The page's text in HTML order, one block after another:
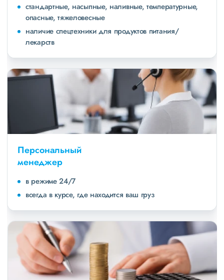
стандартные, насыпные, наливные, температурные,
опасные, тяжеловесные
наличие спецтехники для продуктов питания/
лекарств
Персональный
менеджер
в режиме 24/7
всегда в курсе, где находится ваш груз